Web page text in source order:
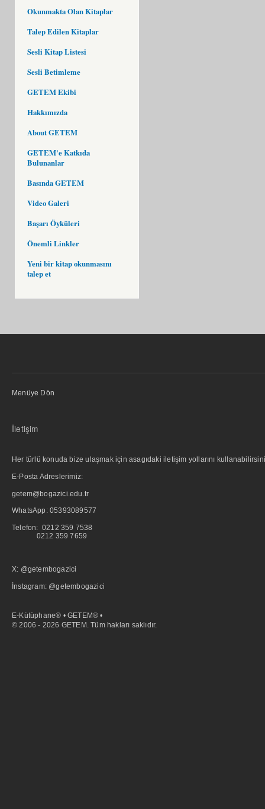
Okunmakta Olan Kitaplar
Talep Edilen Kitaplar
Sesli Kitap Listesi
Sesli Betimleme
GETEM Ekibi
Hakkımızda
About GETEM
GETEM'e Katkıda
Bulunanlar
Basında GETEM
Video Galeri
Başarı Öyküleri
Önemli Linkler
Yeni bir kitap okunmasını
talep et
Menüye Dön
İletişim
Her türlü konuda bize ulaşmak için asagıdaki iletişim yollarını
E-Posta Adreslerimiz:
getem@bogazici.edu.tr
WhatsApp: 05393089577
Telefon: 0212 359 7538
0212 359 7659
X: @getembogazici
İnstagram: @getembogazici
E-Kütüphane® • GETEM® •
© 2006 - 2026 GETEM. Tüm hakları saklıdır.